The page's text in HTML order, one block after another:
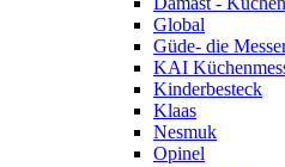
Global
Güde- die
KAI
Kinderbesteck
Klaas
Nesmuk
Opinel